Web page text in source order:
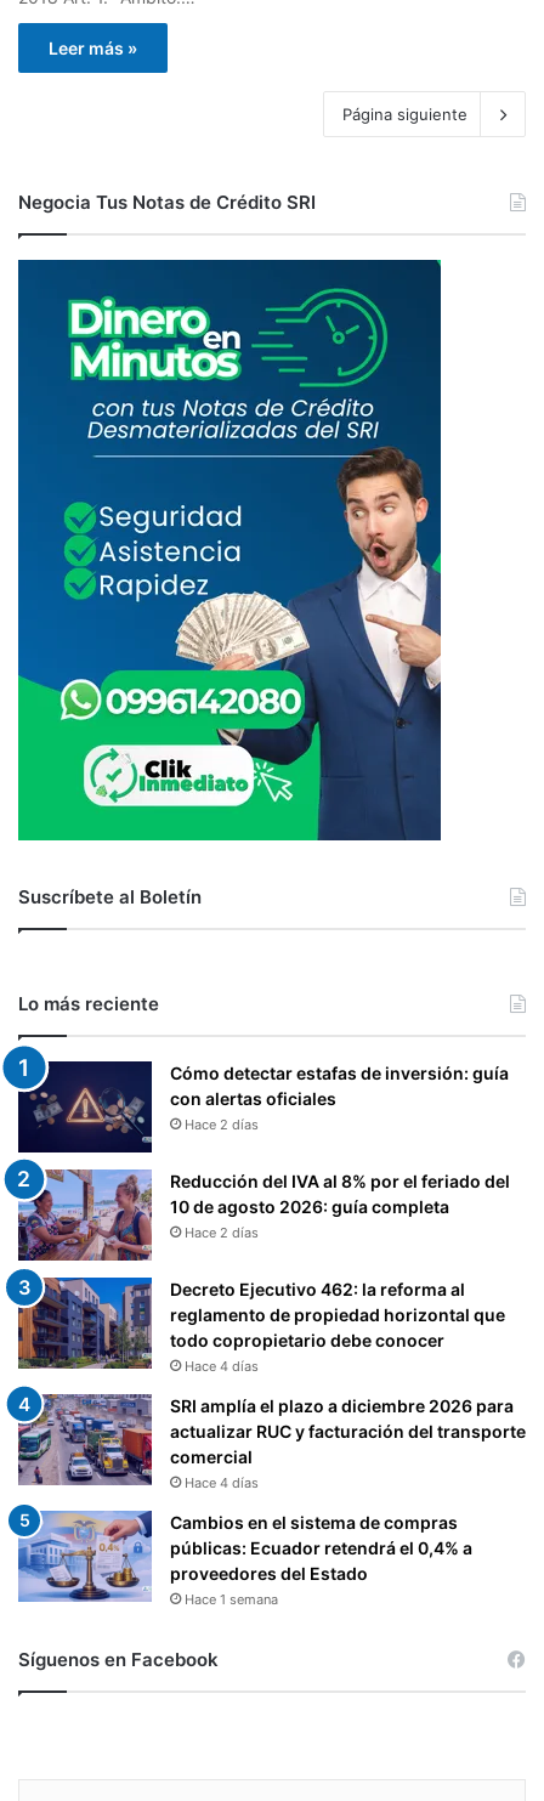
Leer más »
Página siguiente
Negocia Tus Notas de Crédito SRI
Suscríbete al Boletín
Lo más reciente
Cómo detectar estafas de inversión: guía
con alertas oficiales
Hace 2 días
Reducción del IVA al 8% por el feriado del
10 de agosto 2026: guía completa
Hace 2 días
Decreto Ejecutivo 462: la reforma al
reglamento de propiedad horizontal que
todo copropietario debe conocer
Hace 4 días
SRI amplía el plazo a diciembre 2026 para
actualizar RUC y facturación del transporte
comercial
Hace 4 días
Cambios en el sistema de compras
públicas: Ecuador retendrá el 0,4% a
proveedores del Estado
Hace 1 semana
Síguenos en Facebook